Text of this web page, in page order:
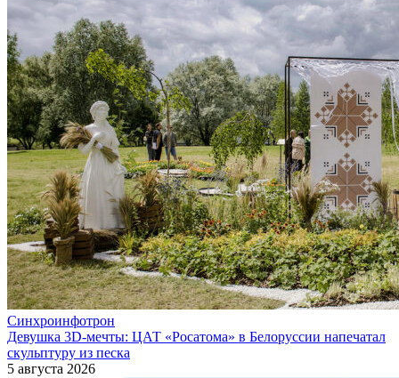
Синхроинфотрон
Девушка 3D-мечты: ЦАТ «Росатома» в Белоруссии напечатал
скульптуру из песка
5 августа 2026